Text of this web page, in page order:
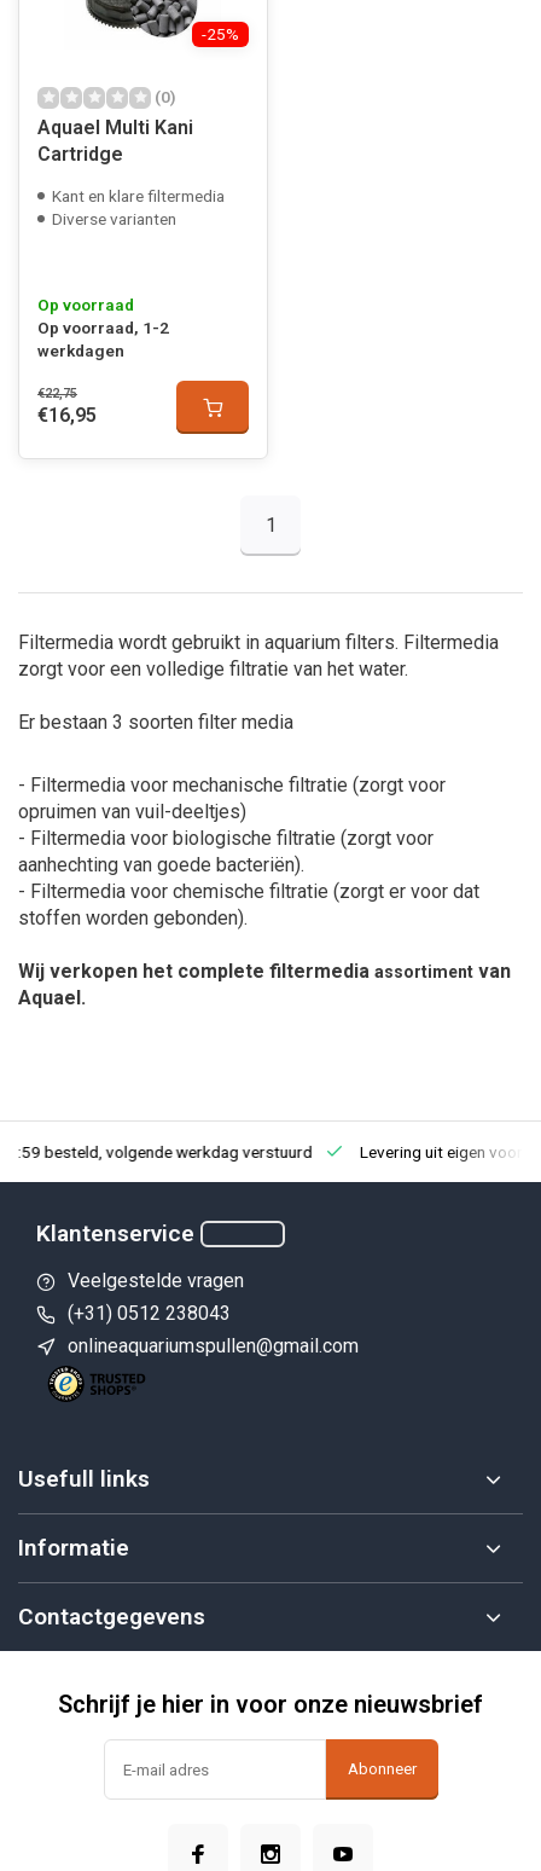
-25%
(0)
Aquael Multi Kani
Cartridge
Kant en klare filtermedia
Diverse varianten
Op voorraad
Op voorraad, 1-2
werkdagen
€22,75
€16,95
1
Filtermedia wordt gebruikt in aquarium filters. Filtermedia
zorgt voor een volledige filtratie van het water.
Er bestaan 3 soorten filter media
- Filtermedia voor mechanische filtratie (zorgt voor
opruimen van vuil-deeltjes)
- Filtermedia voor biologische filtratie (zorgt voor
aanhechting van goede bacteriën).
- Filtermedia voor chemische filtratie (zorgt er voor dat
stoffen worden gebonden).
Wij verkopen het complete filtermedia assortiment van
Aquael.
besteld, volgende werkdag verstuurd Levering uit eigen
Klantenservice
Veelgestelde vragen
(+31) 0512 238043
onlineaquariumspullen@gmail.com
Usefull links
Informatie
Contactgegevens
Schrijf je hier in voor onze nieuwsbrief
Abonneer